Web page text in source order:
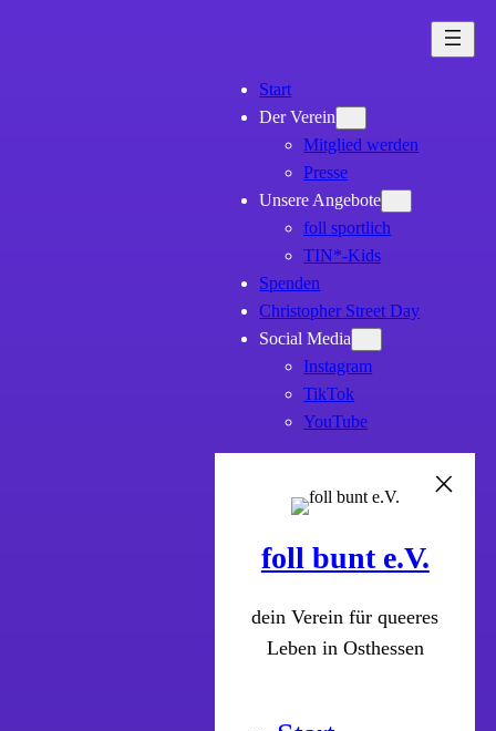
Start
Der Verein
Mitglied werden
Presse
Unsere Angebote
foll sportlich
TIN*-Kids
Spenden
Christopher Street Day
Social Media
Instagram
TikTok
YouTube
foll bunt e.V.
dein Verein für queeres
Leben in Osthessen